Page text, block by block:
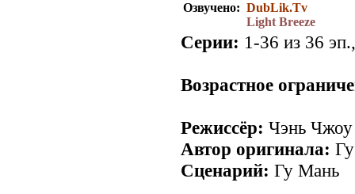
Озвучено: DubLik.Tv
Light Breeze
Серии: 1-36 из 36
Возрастное
Режиссёр: Чэнь
Автор оригинала:
Сценарий: Гу Мань